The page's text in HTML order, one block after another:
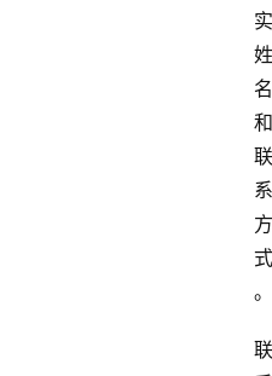
实
姓
名
和
联
系
方
式
。
联